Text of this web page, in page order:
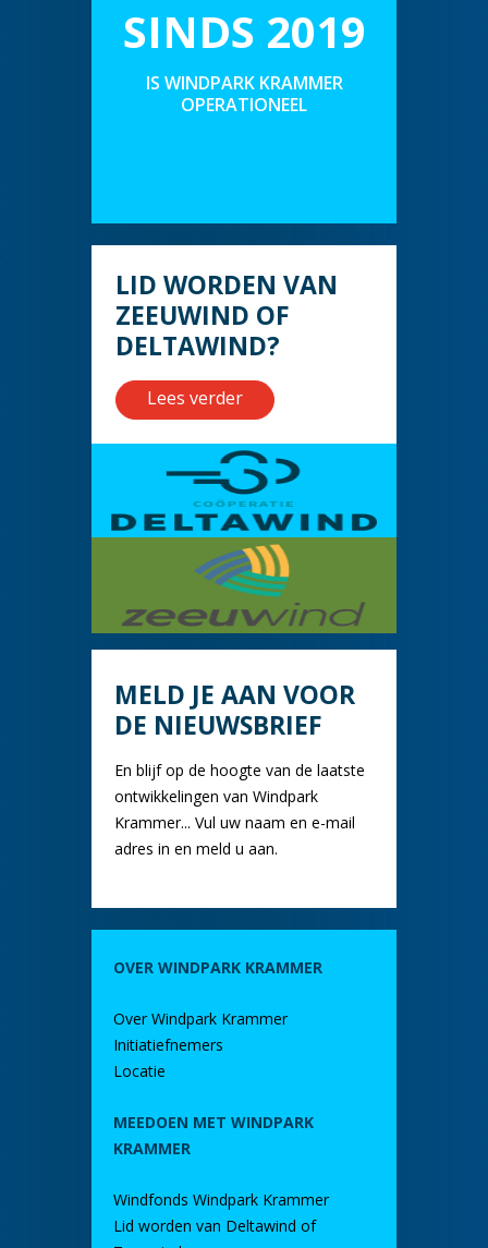
SINDS 2019
IS WINDPARK KRAMMER
OPERATIONEEL
LID WORDEN VAN
ZEEUWIND OF
DELTAWIND?
Lees verder
MELD JE AAN VOOR
DE NIEUWSBRIEF
En blijf op de hoogte van de laatste
ontwikkelingen van Windpark
Krammer... Vul uw naam en e-mail
adres in en meld u aan.
OVER WINDPARK KRAMMER
Over Windpark Krammer
Initiatiefnemers
Locatie
MEEDOEN MET WINDPARK
KRAMMER
Windfonds Windpark Krammer
Lid worden van Deltawind of